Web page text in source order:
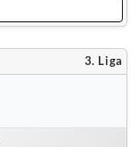
3. Liga